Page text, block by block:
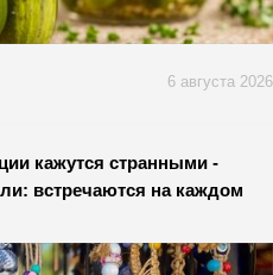
6 августа 2026
кажутся странными -
встречаются на каждом